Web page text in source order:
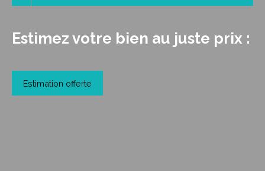
Estimez votre bien au juste prix :
Estimation offerte